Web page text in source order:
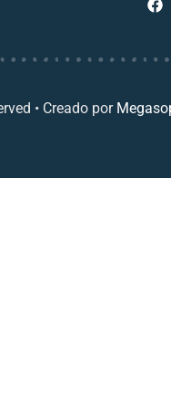
• Creado por